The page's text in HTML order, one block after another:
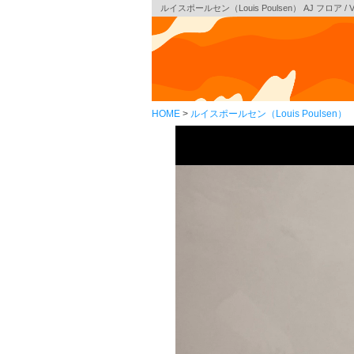
ルイスポールセン（Louis Poulsen） AJ フロア /
HOME ルイスポールセン（Louis Poulsen）